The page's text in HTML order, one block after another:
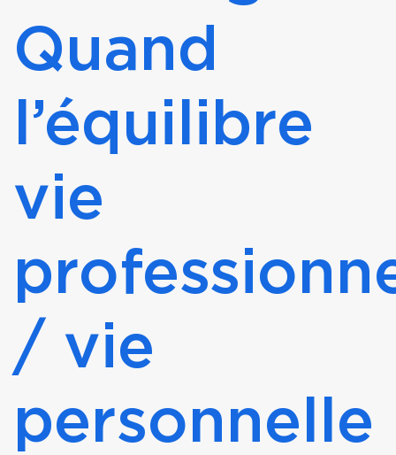
Quand
l’équilibre
vie
/ vie
personnelle